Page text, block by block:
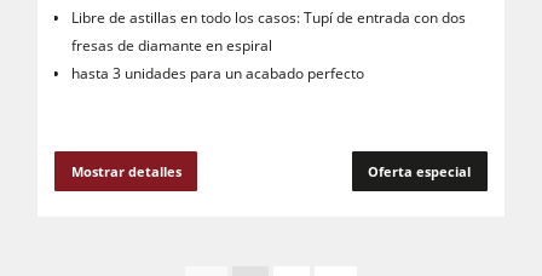
Libre de astillas en todo los casos: Tupí de entrada con dos
fresas de diamante en espiral
hasta 3 unidades para un acabado perfecto
Mostrar detalles Oferta especial